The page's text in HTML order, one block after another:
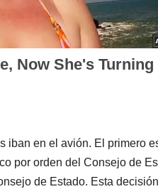
iban en el avión. El primero
por orden del Consejo de
de Estado. Esta